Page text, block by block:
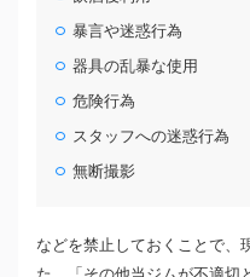
暴言や迷惑行為
器具の乱暴な使用
危険行為
スタッフへの迷惑行為
無断撮影
などを禁止しておくことで、